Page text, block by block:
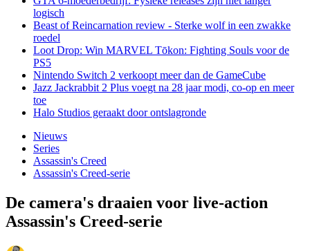
logisch
Beast of Reincarnation review - Sterke wolf in een zwakke
roedel
Loot Drop: Win MARVEL Tōkon: Fighting Souls voor de
PS5
Nintendo Switch 2 verkoopt meer dan de GameCube
Jazz Jackrabbit 2 Plus voegt na 28 jaar modi, co-op en meer
toe
Halo Studios geraakt door ontslagronde
Nieuws
Series
Assassin's Creed
Assassin's Creed-serie
De camera's draaien voor live-action
Assassin's Creed-serie